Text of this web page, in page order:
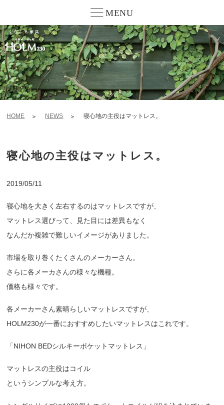
MENU
HOME NEWS 寝心地の主役はマットレス。
寝心地の主役はマットレス。
2019/05/11
寝心地を大きく左右するのはマットレスですが、
マットレス選びって、見た目には差異もなく
なんだか複雑で難しいイメージがありました。
市場を取り巻くたくさんのメーカーさん。
さらに各メーカさんの様々な機種。
価格も様々です。
各メーカーさん素晴らしいマットレスですが、
HOLM230が一番におすすめしたいマットレスはこれです。
「NIHON BEDシルキーポケットマットレス」
マットレスの主役はコイル
というシンプルな考え方。